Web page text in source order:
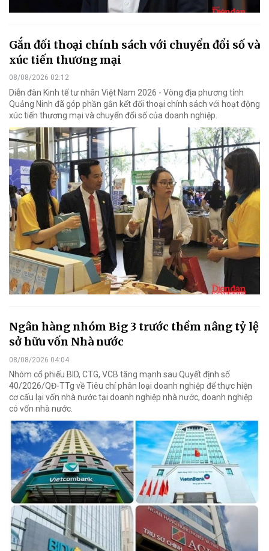
Gắn đối thoại chính sách với chuyển đổi số và
xúc tiến thương mại
08/08/2026 02:12
Diễn đàn Kinh tế tư nhân Việt Nam 2026 - Vòng địa phương tỉnh
Quảng Ninh đã góp phần gắn kết đối thoại chính sách với hoạt động
xúc tiến thương mại và chuyển đổi số của doanh nghiệp.
Ngân hàng nhóm Big 3 trước thềm nâng tỷ lệ
sở hữu vốn Nhà nước
08/08/2026 04:04
Nhóm cổ phiếu BID, CTG, VCB tăng mạnh sau Quyết định số
40/2026/QĐ-TTg về Tiêu chí phân loại doanh nghiệp để thực hiện
cơ cấu lại vốn nhà nước tại doanh nghiệp nhà nước, doanh nghiệp
có vốn nhà nước.